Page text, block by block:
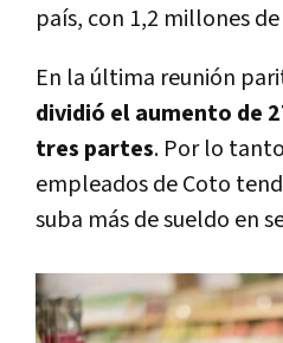
país, con 1,2 millones
En la última reunión
dividió el aumento de
tres partes. Por lo
empleados de Coto
suba más de sueldo en